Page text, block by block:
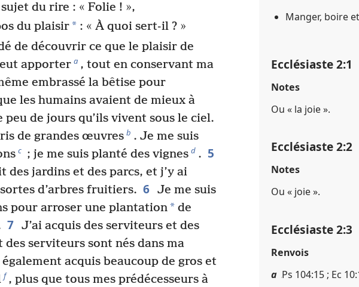
du rire : « Folie ! »,
du plaisir* : « À quoi sert-il ? »
de découvrir ce que le plaisir de
apporter a , tout en conservant ma
embrassé la bêtise pour
les humains avaient de mieux à
de jours qu’ils vivent sous le ciel.
de grandes œuvres b . Je me suis
c ; je me suis planté des vignes d . 5
des jardins et des parcs, et j’y ai
d’arbres fruitiers. 6 Je me suis
pour arroser une plantation* de
7 J’ai acquis des serviteurs et des
des serviteurs sont nés dans ma
également acquis beaucoup de gros et
f , plus que tous mes prédécesseurs à
Manger, boire
Ecclésiaste 2​:​1
Notes
Ou « la joie ».
Ecclésiaste 2​:​2
Notes
Ou « joie ».
Ecclésiaste 2​:​3
Renvois
a Ps 104​:​15 ; Ec